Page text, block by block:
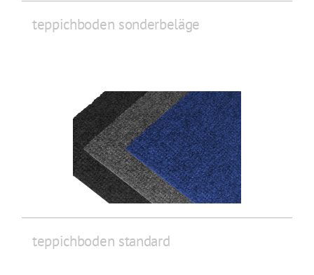
teppichboden sonderbeläge
teppichboden standard